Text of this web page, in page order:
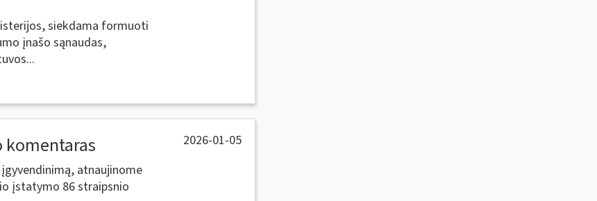
siekdama formuoti
įnašo sąnaudas,
komentaras
2026-01-05
atnaujinome
įstatymo 86 straipsnio